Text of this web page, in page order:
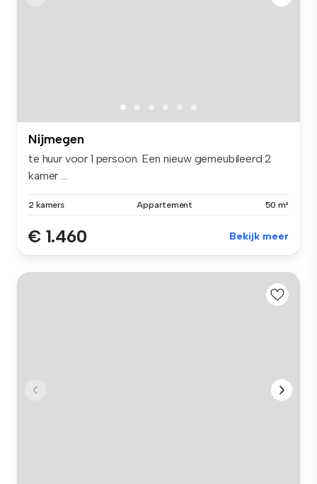
Nijmegen
te huur voor 1 persoon. Een nieuw gemeubileerd 2
kamer ...
2 kamers Appartement 50 m²
€ 1.460 Bekijk meer